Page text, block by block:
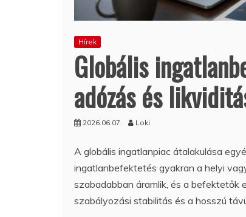
Hírek
Globális
adózás és
2026.06.07. Loki
A globális ingatlanpiac átalakulása
ingatlanbefektetés gyakran a helyi
szabadabban áramlik, és a befektetők
szabályozási stabilitás és a hosszú